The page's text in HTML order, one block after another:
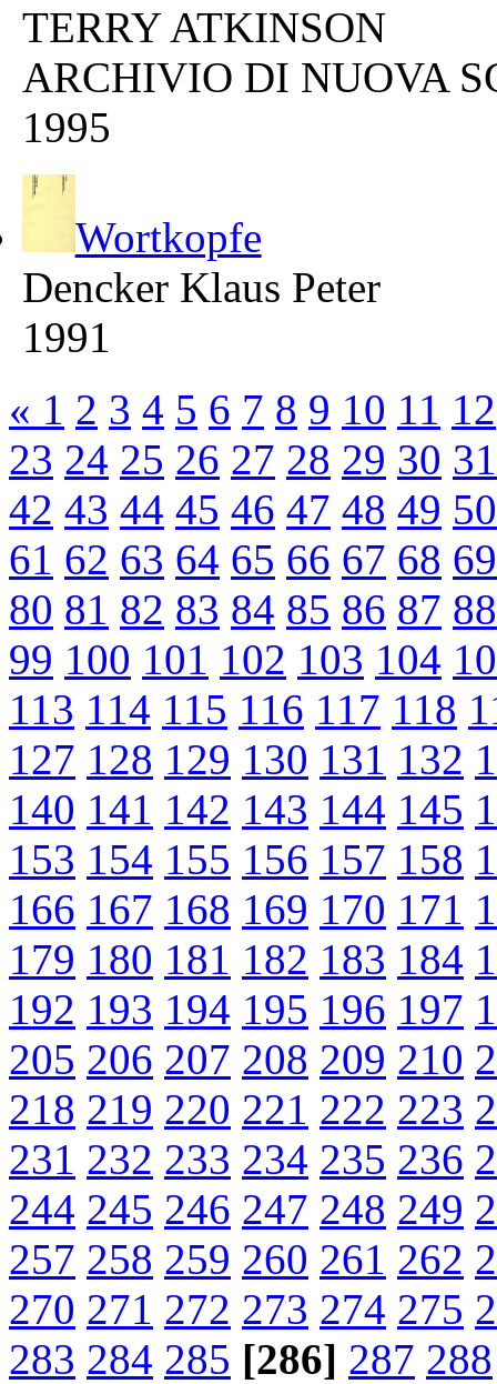
TERRY ATKINSON
ARCHIVIO DI NUOVA
1995
Wortkopfe
Dencker Klaus Peter
1991
« 1 2 3 4 5 6 7 8 9 10 11 12
23 24 25 26 27 28 29 30 31
42 43 44 45 46 47 48 49 50
61 62 63 64 65 66 67 68 69
80 81 82 83 84 85 86 87 88
99 100 101 102 103 104
113 114 115 116 117 118
127 128 129 130 131 132
140 141 142 143 144 145
153 154 155 156 157 158
166 167 168 169 170 171
179 180 181 182 183 184
192 193 194 195 196 197
205 206 207 208 209 210
218 219 220 221 222 223
231 232 233 234 235 236
244 245 246 247 248 249
257 258 259 260 261 262
270 271 272 273 274 275
283 284 285 [286] 287 288